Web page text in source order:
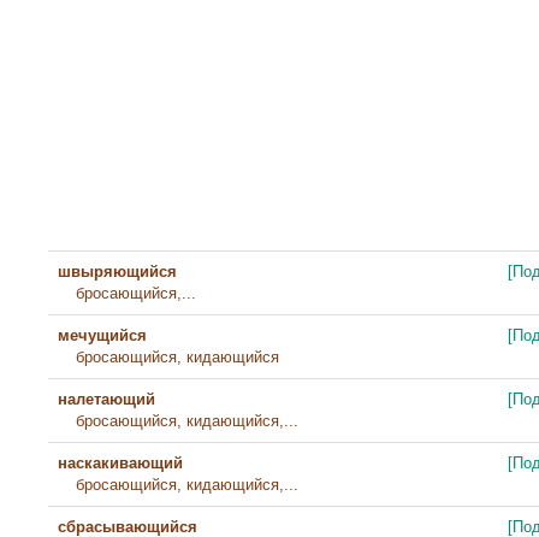
швыряющийся
бросающийся,...
мечущийся
бросающийся, кидающийся
налетающий
бросающийся, кидающийся,...
наскакивающий
бросающийся, кидающийся,...
сбрасывающийся